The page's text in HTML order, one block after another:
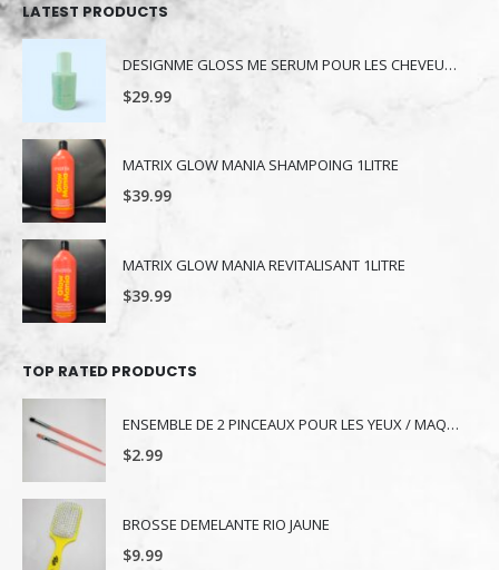
LATEST PRODUCTS
DESIGNME GLOSS ME SERUM POUR LES CHEVEUX 80ML
$29.99
MATRIX GLOW MANIA SHAMPOING 1LITRE
$39.99
MATRIX GLOW MANIA REVITALISANT 1LITRE
$39.99
TOP RATED PRODUCTS
ENSEMBLE DE 2 PINCEAUX POUR LES YEUX / MAQUILLAGE
$2.99
BROSSE DEMELANTE RIO JAUNE
$9.99